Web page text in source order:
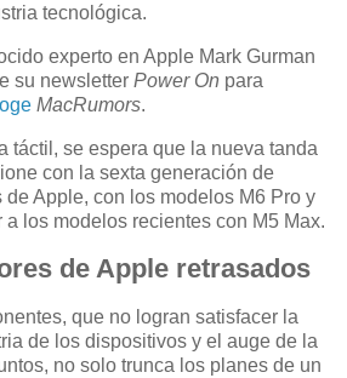
tecnológica.
experto en Apple Mark Gurman
su newsletter Power On para
MacRumors.
táctil, se espera que la nueva tanda
con la sexta generación de
Apple, con los modelos M6 Pro y
a los modelos recientes con M5 Max.
de Apple retrasados
que no logran satisfacer la
de los dispositivos y el auge de la
no solo trunca los planes de un